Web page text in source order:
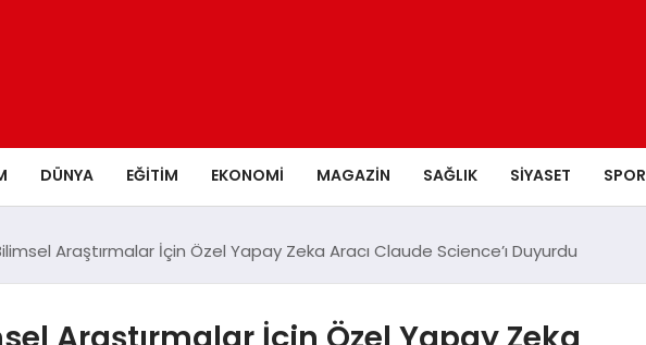
DÜNYA EĞITIM EKONOMI MAGAZIN SAĞLIK SIYASET SPOR
Araştırmalar İçin Özel Yapay Zeka Aracı Claude Science’ı Duyurdu